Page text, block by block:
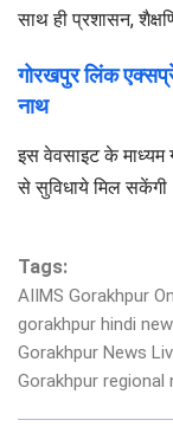
साथ ही प्रशासन,
गोरखपुर लिंक
नाथ
इस वेवसाइट के
से सुविधाये मिल सकेंगी
Tags:
AIIMS Gorakhpur
gorakhpur hindi
Gorakhpur News
Gorakhpur regional